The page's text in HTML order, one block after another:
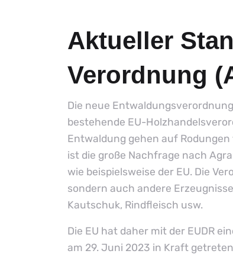
Aktueller
Verordnung
Die neue
bestehende EU-
Entwaldung gehen auf
ist die große Nachfrage nach
wie beispielsweise der EU. Die
sondern auch andere
Kautschuk, Rindfleisch usw.
Die EU hat daher mit der EUDR
am 29. Juni 2023 in Kraft